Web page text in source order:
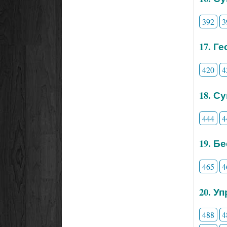
392
17.
420
18.
444
19.
465
20.
488